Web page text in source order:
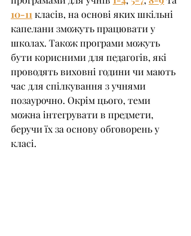
10-11 класів, на основі яких шкільні
капелани зможуть працювати у
школах. Також програми можуть
бути корисними для педагогів, які
проводять виховні години чи мають
час для спілкування з учнями
позаурочно. Окрім цього, теми
можна інтегрувати в предмети,
беручи їх за основу обговорень у
класі.